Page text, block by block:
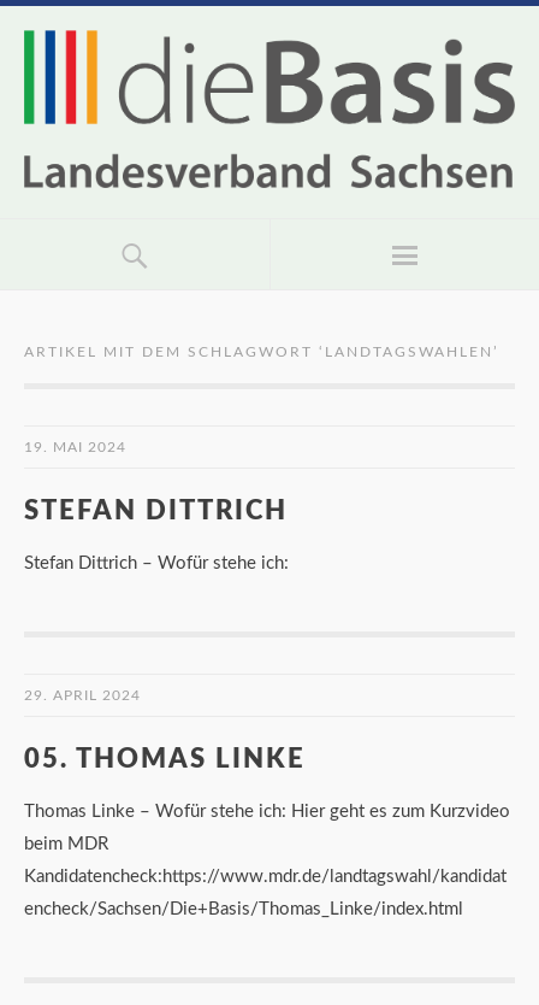
ARTIKEL MIT DEM SCHLAGWORT ‘ LANDTAGSWAHLEN ’
19. MAI 2024
STEFAN DITTRICH
Stefan Dittrich – Wofür stehe ich:
29. APRIL 2024
05. THOMAS LINKE
Thomas Linke – Wofür stehe ich: Hier geht es zum Kurzvideo
beim MDR
Kandidatencheck:https://www.mdr.de/landtagswahl/kandidat
encheck/Sachsen/Die+Basis/Thomas_Linke/index.html